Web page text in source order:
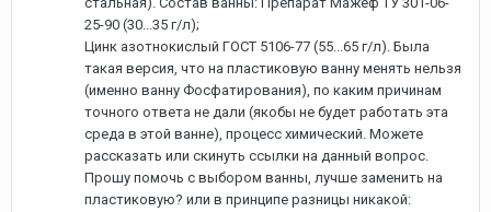
25-90 (30...35 г/л);
Цинк азотнокислый ГОСТ 5106-77 (55...65 г/л). Была
такая версия, что на пластиковую ванну менять нельзя
(именно ванну Фосфатирования), по каким причинам
точного ответа не дали (якобы не будет работать эта
среда в этой ванне), процесс химический. Можете
рассказать или скинуть ссылки на данный вопрос.
Прошу помочь с выбором ванны, лучше заменить на
пластиковую? или в принципе разницы никакой: